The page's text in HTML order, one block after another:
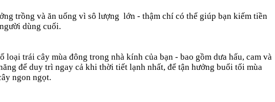
trồng và ăn uống vì sô lượng lớn - thậm chí có thể giúp bạn kiếm tiền
dùng cuối.
loại trái cây mùa đông trong nhà kính của bạn - bao gồm dưa hấu, cam và
để duy trì ngay cả khi thời tiết lạnh nhất, để tận hưởng buổi tối mùa
ngon ngọt.